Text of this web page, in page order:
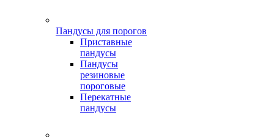
Пандусы для порогов
Приставные
пандусы
Пандусы
резиновые
пороговые
Перекатные
пандусы